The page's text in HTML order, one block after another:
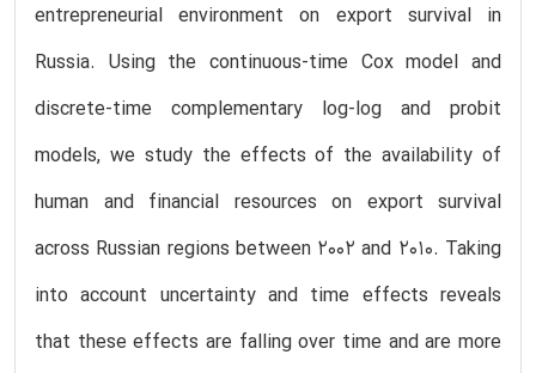
entrepreneurial environment on export survival in
Russia. Using the continuous-time Cox model and
discrete-time complementary log-log and probit
models, we study the effects of the availability of
human and financial resources on export survival
across Russian regions between 2002 and 2010. Taking
into account uncertainty and time effects reveals
that these effects are falling over time and are more